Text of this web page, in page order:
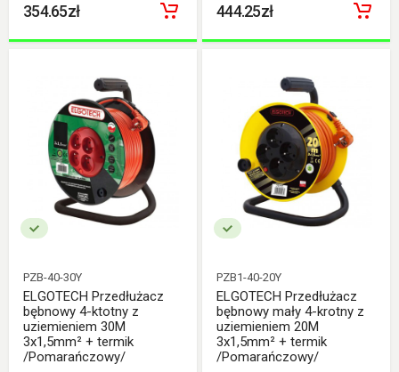
354.65zł 444.25zł
PZB-40-30Y
ELGOTECH Przedłużacz
bębnowy 4-ktotny z
uziemieniem 30M
3x1,5mm² + termik
/Pomarańczowy/
PZB1-40-20Y
ELGOTECH Przedłużacz
bębnowy mały 4-krotny z
uziemieniem 20M
3x1,5mm² + termik
/Pomarańczowy/